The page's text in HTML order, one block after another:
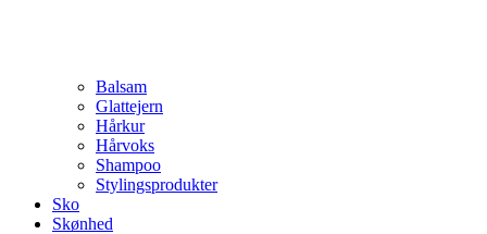
Balsam
Glattejern
Hårkur
Hårvoks
Shampoo
Stylingsprodukter
Sko
Skønhed